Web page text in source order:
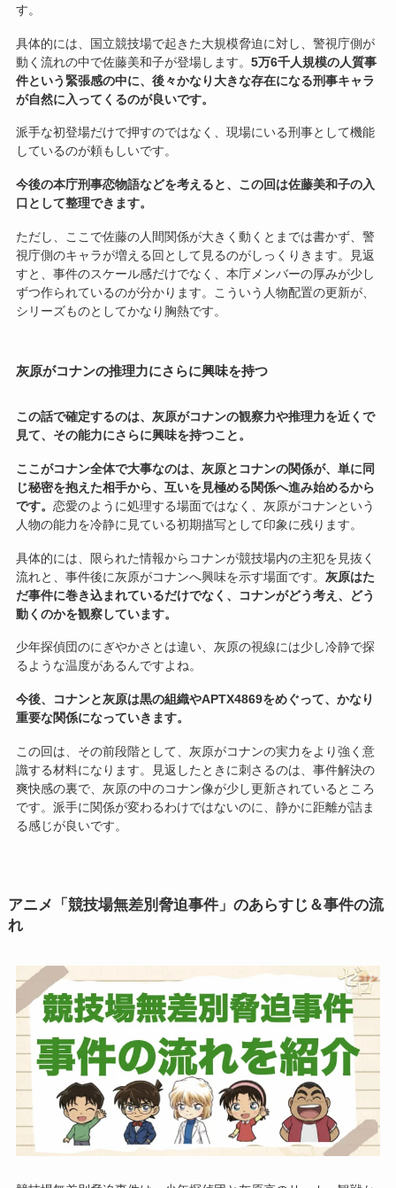
す。
具体的には、国立競技場で起きた大規模脅迫に対し、警視庁側が
動く流れの中で佐藤美和子が登場します。 5万6千人規模の人質事
件という緊張感の中に、後々かなり大きな存在になる刑事キャラ
が自然に入ってくるのが良いです。
派手な初登場だけで押すのではなく、現場にいる刑事として機能
しているのが頼もしいです。
今後の本庁刑事恋物語などを考えると、この回は佐藤美和子の入
口として整理できます。
ただし、ここで佐藤の人間関係が大きく動くとまでは書かず、警
視庁側のキャラが増える回として見るのがしっくりきます。見返
すと、事件のスケール感だけでなく、本庁メンバーの厚みが少し
ずつ作られているのが分かります。こういう人物配置の更新が、
シリーズものとしてかなり胸熱です。
灰原がコナンの推理力にさらに興味を持つ
この話で確定するのは、灰原がコナンの観察力や推理力を近くで
見て、その能力にさらに興味を持つこと。
ここがコナン全体で大事なのは、灰原とコナンの関係が、単に同
じ秘密を抱えた相手から、互いを見極める関係へ進み始めるから
です。 恋愛のように処理する場面ではなく、灰原がコナンという
人物の能力を冷静に見ている初期描写として印象に残ります。
具体的には、限られた情報からコナンが競技場内の主犯を見抜く
流れと、事件後に灰原がコナンへ興味を示す場面です。 灰原はた
だ事件に巻き込まれているだけでなく、コナンがどう考え、どう
動くのかを観察しています。
少年探偵団のにぎやかさとは違い、灰原の視線には少し冷静で探
るような温度があるんですよね。
今後、コナンと灰原は黒の組織やAPTX4869をめぐって、かなり
重要な関係になっていきます。
この回は、その前段階として、灰原がコナンの実力をより強く意
識する材料になります。見返したときに刺さるのは、事件解決の
爽快感の裏で、灰原の中のコナン像が少し更新されているところ
です。派手に関係が変わるわけではないのに、静かに距離が詰ま
る感じが良いです。
アニメ「競技場無差別脅迫事件」のあらすじ＆事件の流
れ